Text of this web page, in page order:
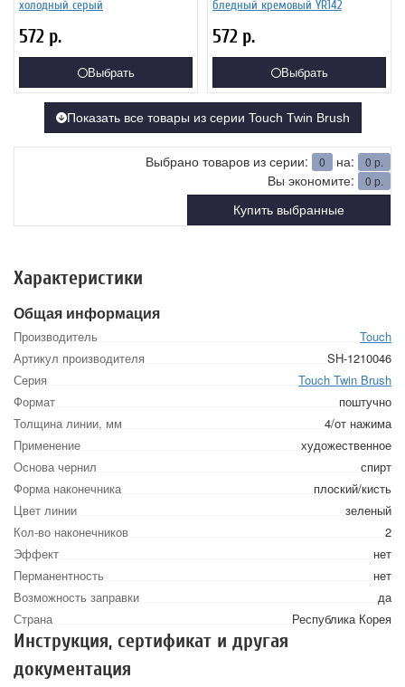
холодный серый
572 р.
Выбрать
бледный кремовый YR142
572 р.
Выбрать
Показать все товары из серии Touch Twin Brush
Выбрано товаров из серии: 0 на: 0 р.
Вы экономите: 0 р.
Купить выбранные
Характеристики
Общая информация
Производитель
Touch
Артикул производителя
SH-1210046
Серия
Touch Twin Brush
Формат
поштучно
Толщина линии, мм
4/от нажима
Применение
художественное
Основа чернил
спирт
Форма наконечника
плоский/кисть
Цвет линии
зеленый
Кол-во наконечников
2
Эффект
нет
Перманентность
нет
Возможность заправки
да
Страна
Республика Корея
Инструкция, сертификат и другая
документация